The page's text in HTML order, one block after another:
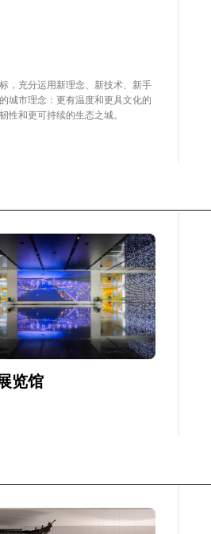
，充分运用新理念、新技术、新手
城市理念：更有温度和更具文化的
性和更可持续的生态之城。
览馆